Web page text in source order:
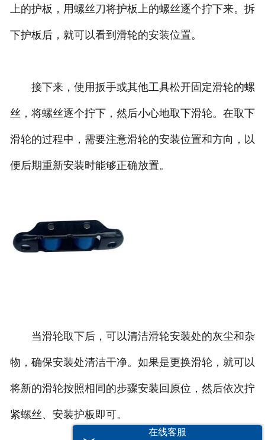
上的护板，用螺丝刀将护板上的螺丝逐个拧下来。拆
下护板后，就可以看到滑轮的安装位置。
接下来，使用扳手或其他工具松开固定滑轮的螺
丝，将螺丝逐个拧下，然后小心地取下滑轮。在取下
滑轮的过程中，需要注意滑轮的安装位置和方向，以
便后期重新安装时能够正确放置。
当滑轮取下后，可以清洁滑轮安装处的灰尘和杂
物，确保安装处清洁干净。如果是更换滑轮，就可以
将新的滑轮按照相同的步骤安装回原位，然后依次拧
紧螺丝、安装护板即可。
在线客服